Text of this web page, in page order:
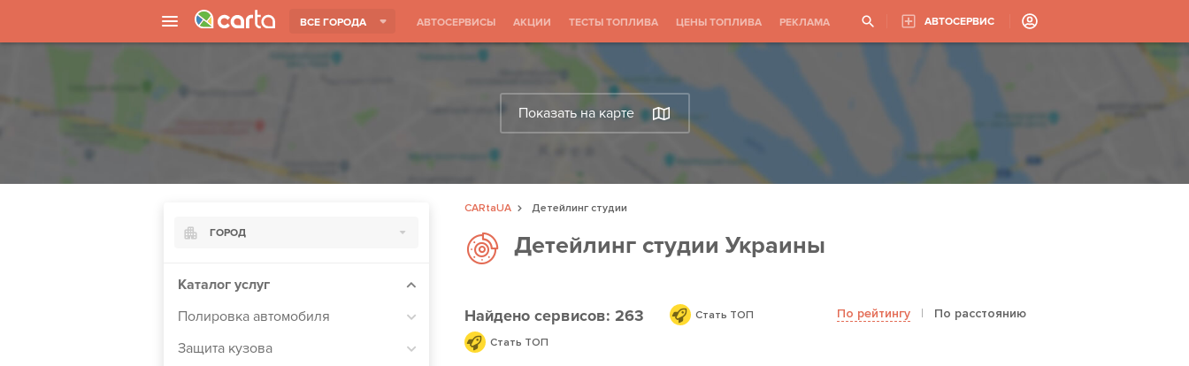
ВСЕ ГОРОДА АВТОСЕРВИСЫ АКЦИИ ТЕСТЫ ТОПЛИВА ЦЕНЫ ТОПЛИВА РЕКЛАМА АВТОСЕРВИС
Показать на карте
CARtaUA
Детейлинг студии
ГОРОД
Борисполь
Запорожье
Каталог услуг
Полировка автомобиля
Защита кузова
Детейлинг студии Украины
Найденосервисов: 263 Стать ТОП По рейтингу | По расстоянию
Стать ТОП